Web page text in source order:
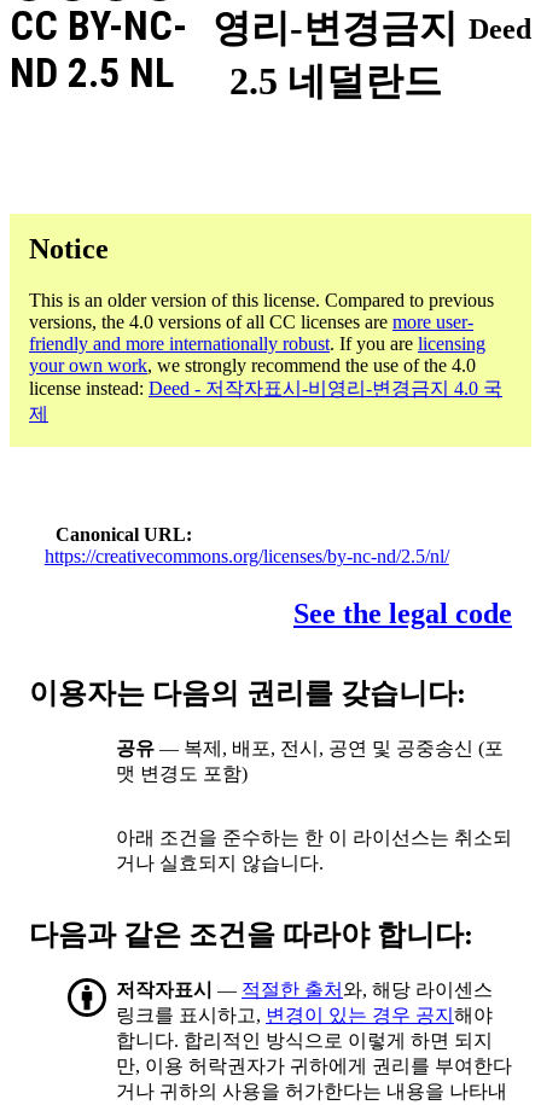
영리-변경금지
2.5 네덜란드
CC BY-NC-
ND 2.5 NL
Deed
Notice
This is an older version of this license. Compared to previous
versions, the 4.0 versions of all CC licenses are more user-
friendly and more internationally robust. If you are licensing
your own work, we strongly recommend the use of the 4.0
license instead: Deed - 저작자표시-비영리-변경금지 4.0 국
제
Canonical URL
https://creativecommons.org/licenses/by-nc-nd/2.5/nl/
See the legal code
이용자는 다음의 권리를 갖습니다:
공유 — 복제, 배포, 전시, 공연 및 공중송신 (포
맷 변경도 포함)
아래 조건을 준수하는 한 이 라이선스는 취소되
거나 실효되지 않습니다.
다음과 같은 조건을 따라야 합니다:
저작자표시 — 적절한 출처와, 해당 라이센스
링크를 표시하고, 변경이 있는 경우 공지 해야
합니다. 합리적인 방식으로 이렇게 하면 되지
만, 이용 허락권자가 귀하에게 권리를 부여한다
거나 귀하의 사용을 허가한다는 내용을 나타내